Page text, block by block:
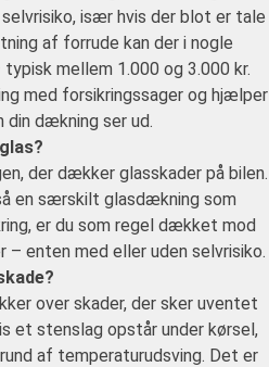
især hvis der blot er tale
af forrude kan der i nogle
mellem 1.000 og 3.000 kr.
med forsikringssager og hjælper
din dækning ser ud.
der dækker glasskader på bilen.
en særskilt glasdækning som
er du som regel dækket mod
– enten med eller uden selvrisiko.
over skader, der sker uventet
et stenslag opstår under kørsel,
af temperaturudsving. Det er